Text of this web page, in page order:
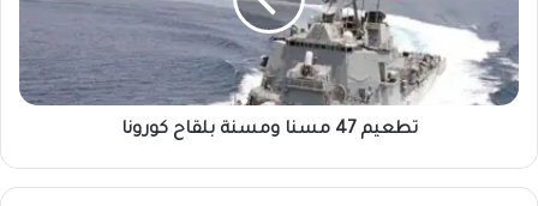
تطعيم 47 مسنا ومسنة بلقاح كورونا